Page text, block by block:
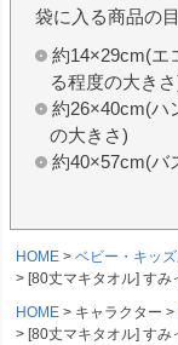
袋に入る商品の
約14×29cm(エ
る程度の大き
約26×40cm(ハ
の大きさ)
約40×57cm(バ
HOME ベビー・キッ
[80丈マキタオル] すみ
HOME
キャラクター
[80丈マキタオル] すみ